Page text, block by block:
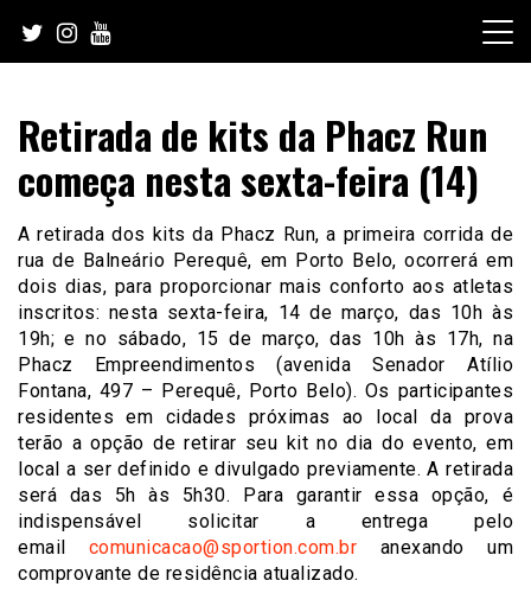
content
Retirada de kits da Phacz Run
começa nesta sexta-feira (14)
A retirada dos kits da Phacz Run, a primeira corrida de
rua de Balneário Perequê, em Porto Belo, ocorrerá em
dois dias, para proporcionar mais conforto aos atletas
inscritos: nesta sexta-feira, 14 de março, das 10h às
19h; e no sábado, 15 de março, das 10h às 17h, na
Phacz Empreendimentos (avenida Senador Atílio
Fontana, 497 – Perequê, Porto Belo). Os participantes
residentes em cidades próximas ao local da prova
terão a opção de retirar seu kit no dia do evento, em
local a ser definido e divulgado previamente. A retirada
será das 5h às 5h30. Para garantir essa opção, é
indispensável solicitar a entrega pelo
email comunicacao@sportion.com.br anexando um
comprovante de residência atualizado.